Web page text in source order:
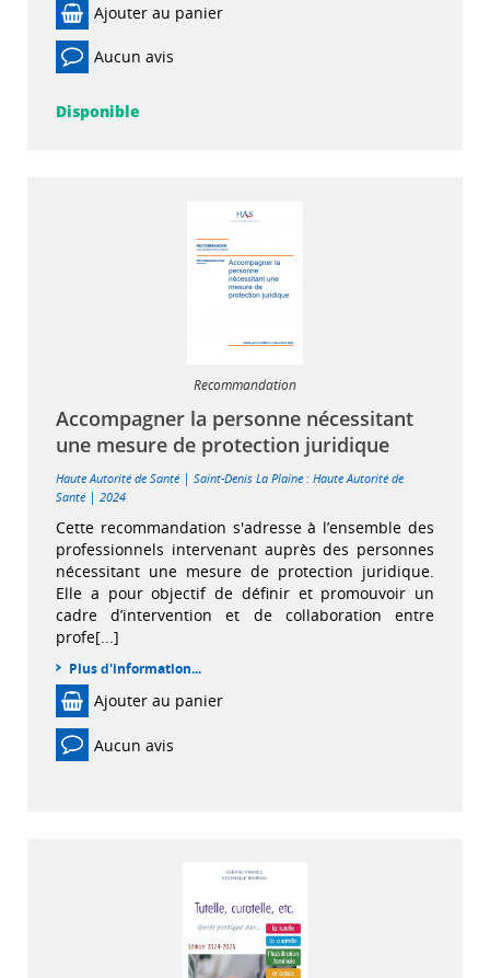
Ajouter au panier
Aucun avis
Disponible
Recommandation
Accompagner la personne nécessitant
une mesure de protection juridique
Haute Autorité de Santé | Saint-Denis La Plaine : Haute Autorité de
Santé | 2024
Cette recommandation s'adresse à l’ensemble des
professionnels intervenant auprès des personnes
nécessitant une mesure de protection juridique.
Elle a pour objectif de définir et promouvoir un
cadre d’intervention et de collaboration entre
profe[...]
Plus d'information...
Ajouter au panier
Aucun avis